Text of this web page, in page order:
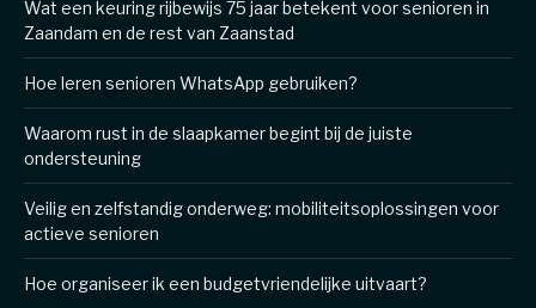
Wat een keuring rijbewijs 75 jaar betekent voor senioren in
Zaandam en de rest van Zaanstad
Hoe leren senioren WhatsApp gebruiken?
Waarom rust in de slaapkamer begint bij de juiste
ondersteuning
Veilig en zelfstandig onderweg: mobiliteitsoplossingen voor
actieve senioren
Hoe organiseer ik een budgetvriendelijke uitvaart?